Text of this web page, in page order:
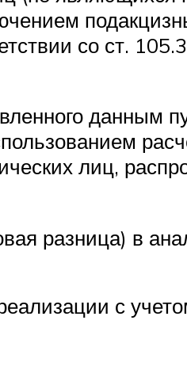
со ст.
данным
лиц,
разница) в
с